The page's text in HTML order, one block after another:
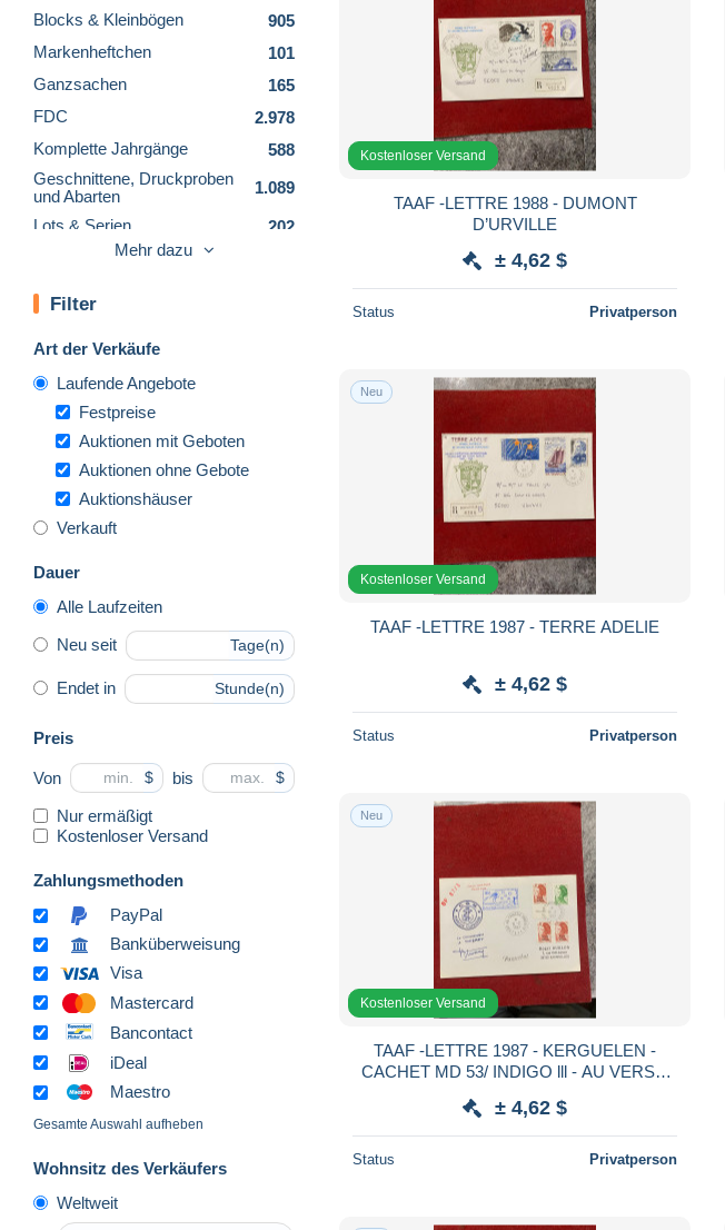
Blocks & Kleinbögen
905
Markenheftchen
101
Ganzsachen
165
FDC
2.978
Komplette Jahrgänge
588
Geschnittene, Druckproben
und Abarten
1.089
Lots & Serien
202
Sonstige & Ohne Zuordnung
Mehr dazu
Filter
Art der Verkäufe
Laufende Angebote
Festpreise
Auktionen mit Geboten
Auktionen ohne Gebote
Auktionshäuser
Verkauft
Dauer
Alle Laufzeiten
Neu seit Tage(n)
Endet in Stunde(n)
Preis
Von $ bis $
Nur ermäßigt
Kostenloser Versand
Zahlungsmethoden
PayPal
Banküberweisung
Visa
Mastercard
Bancontact
iDeal
Maestro
Gesamte Auswahl aufheben
Wohnsitz des Verkäufers
Weltweit
Kostenloser Versand
TAAF -LETTRE 1988 - DUMONT
D’URVILLE
± 4,62 $
Status Privatperson
Neu
Kostenloser Versand
TAAF -LETTRE 1987 - TERRE ADELIE
± 4,62 $
Status Privatperson
Neu
Kostenloser Versand
TAAF -LETTRE 1987 - KERGUELEN -
CACHET MD 53/ INDIGO lll - AU VERSO
± 4,62 $
Status Privatperson